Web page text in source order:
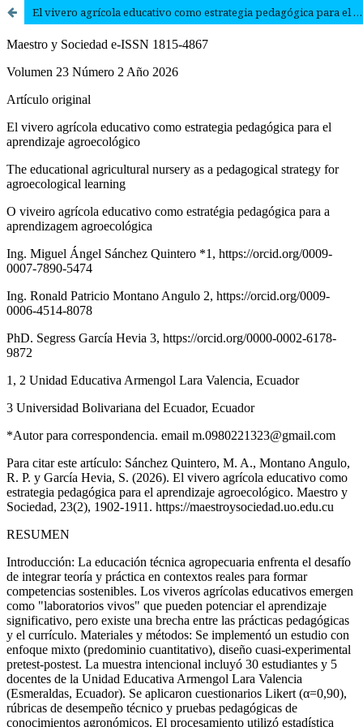
El vivero agrícola educativo como estrategia pedagógica para el aprendizaje agroecológico